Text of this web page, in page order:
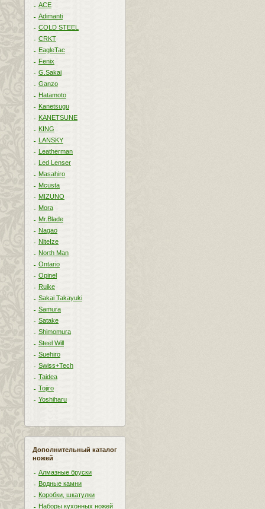
ACE
Adimanti
COLD STEEL
CRKT
EagleTac
Fenix
G.Sakai
Ganzo
Hatamoto
Kanetsugu
KANETSUNE
KING
LANSKY
Leatherman
Led Lenser
Masahiro
Mcusta
MIZUNO
Mora
Mr.Blade
Nagao
NiteIze
North Man
Ontario
Opinel
Ruike
Sakai Takayuki
Samura
Satake
Shimomura
Steel Will
Suehiro
Swiss+Tech
Taidea
Tojiro
Yoshiharu
Дополнительный каталог
ножей
Алмазные бруски
Водные камни
Коробки, шкатулки
Наборы кухонных ножей